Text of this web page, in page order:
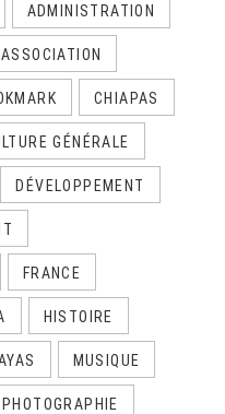
ADMINISTRATION
ASSOCIATION
CHIAPAS
GÉNÉRALE
DÉVELOPPEMENT
FRANCE
HISTOIRE
MUSIQUE
PHOTOGRAPHIE